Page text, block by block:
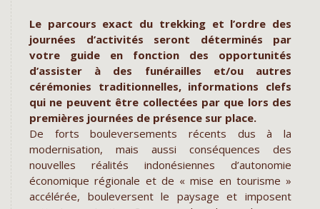
Le parcours exact du trekking et l’ordre des
journées d’activités seront déterminés par
votre guide en fonction des opportunités
d’assister à des funérailles et/ou autres
cérémonies traditionnelles, informations clefs
qui ne peuvent être collectées par que lors des
premières journées de présence sur place.
De forts bouleversements récents dus à la
modernisation, mais aussi conséquences des
nouvelles réalités indonésiennes d’autonomie
économique régionale et de « mise en tourisme »
accélérée, bouleversent le paysage et imposent